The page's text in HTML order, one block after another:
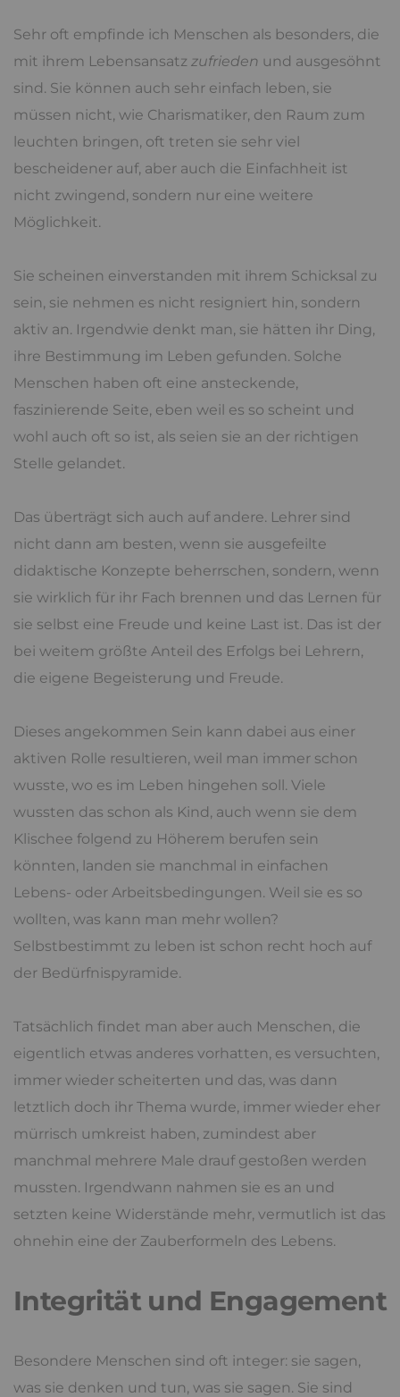
Sehr oft empfinde ich Menschen als besonders, die
mit ihrem Lebensansatz zufrieden und ausgesöhnt
sind. Sie können auch sehr einfach leben, sie
müssen nicht, wie Charismatiker, den Raum zum
leuchten bringen, oft treten sie sehr viel
bescheidener auf, aber auch die Einfachheit ist
nicht zwingend, sondern nur eine weitere
Möglichkeit.
Sie scheinen einverstanden mit ihrem Schicksal zu
sein, sie nehmen es nicht resigniert hin, sondern
aktiv an. Irgendwie denkt man, sie hätten ihr Ding,
ihre Bestimmung im Leben gefunden. Solche
Menschen haben oft eine ansteckende,
faszinierende Seite, eben weil es so scheint und
wohl auch oft so ist, als seien sie an der richtigen
Stelle gelandet.
Das überträgt sich auch auf andere. Lehrer sind
nicht dann am besten, wenn sie ausgefeilte
didaktische Konzepte beherrschen, sondern, wenn
sie wirklich für ihr Fach brennen und das Lernen für
sie selbst eine Freude und keine Last ist. Das ist der
bei weitem größte Anteil des Erfolgs bei Lehrern,
die eigene Begeisterung und Freude.
Dieses angekommen Sein kann dabei aus einer
aktiven Rolle resultieren, weil man immer schon
wusste, wo es im Leben hingehen soll. Viele
wussten das schon als Kind, auch wenn sie dem
Klischee folgend zu Höherem berufen sein
könnten, landen sie manchmal in einfachen
Lebens- oder Arbeitsbedingungen. Weil sie es so
wollten, was kann man mehr wollen?
Selbstbestimmt zu leben ist schon recht hoch auf
der Bedürfnispyramide.
Tatsächlich findet man aber auch Menschen, die
eigentlich etwas anderes vorhatten, es versuchten,
immer wieder scheiterten und das, was dann
letztlich doch ihr Thema wurde, immer wieder eher
mürrisch umkreist haben, zumindest aber
manchmal mehrere Male drauf gestoßen werden
mussten. Irgendwann nahmen sie es an und
setzten keine Widerstände mehr, vermutlich ist das
ohnehin eine der Zauberformeln des Lebens.
Integrität und Engagement
Besondere Menschen sind oft integer: sie sagen,
was sie denken und tun, was sie sagen. Sie sind